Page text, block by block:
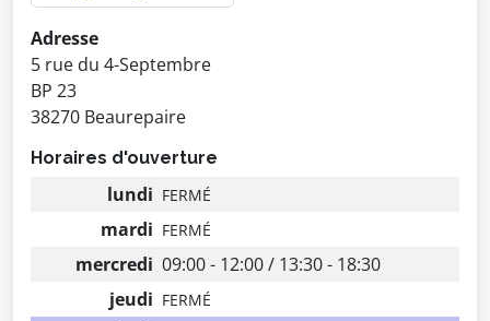
Adresse
5 rue du 4-Septembre
BP 23
38270 Beaurepaire
Horaires d'ouverture
lundi FERMÉ
mardi FERMÉ
mercredi 09:00 - 12:00 / 13:30 - 18:30
jeudi FERMÉ